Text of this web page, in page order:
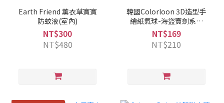
Earth Friend 薰衣草寶寶
防蚊液(室內)
NT$300
NT$480
韓國Colorloon 3D造型手
繪紙氣球-海盜寶劍系列
(盒裝)
NT$169
NT$210